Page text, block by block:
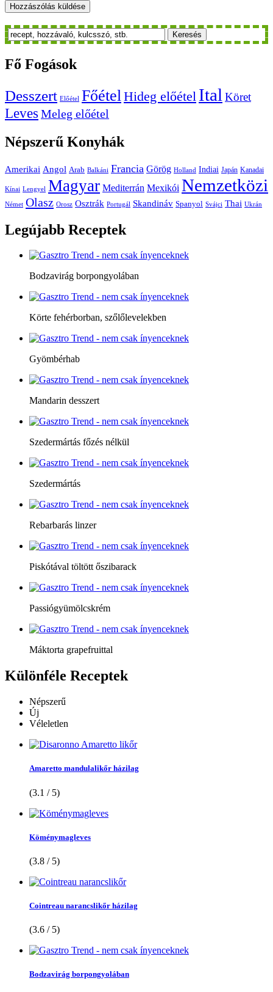
Keresés
Fő Fogások
Desszert Előétel Főétel Hideg előétel Ital Köret
Leves Meleg előétel
Népszerű Konyhák
Amerikai Angol Arab Balkáni Francia Görög Holland Indiai Japán Kanadai
Kínai Lengyel Magyar Mediterrán Mexikói Nemzetközi
Német Olasz Orosz Osztrák Portugál Skandináv Spanyol Svájci Thai Ukrán
Legújabb Receptek
Bodzavirág borpongyolában
Körte fehérborban, szőlőlevelekben
Gyömbérhab
Mandarin desszert
Szedermártás főzés nélkül
Szedermártás
Rebarbarás linzer
Piskótával töltött őszibarack
Passiógyümölcskrém
Máktorta grapefruittal
Különféle Receptek
Népszerű
Új
Véleletlen
Amaretto mandulalikőr házilag
(3.1 / 5)
Köménymagleves
(3.8 / 5)
Cointreau narancslikőr házilag
(3.6 / 5)
Bodzavirág borpongyolában